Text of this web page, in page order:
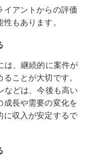
イアントからの評価
もあります。
は、継続的に案件が
ことが大切です。
などは、今後も高い
成長や需要の変化を
に収入が安定するで